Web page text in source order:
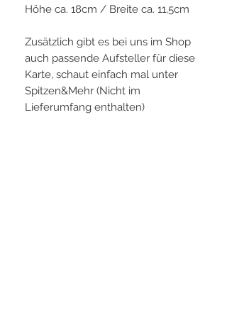
Höhe ca. 18cm / Breite ca. 11,5cm
Zusätzlich gibt es bei uns im Shop
auch passende Aufsteller für diese
Karte, schaut einfach mal unter
Spitzen&Mehr (Nicht im
Lieferumfang enthalten)